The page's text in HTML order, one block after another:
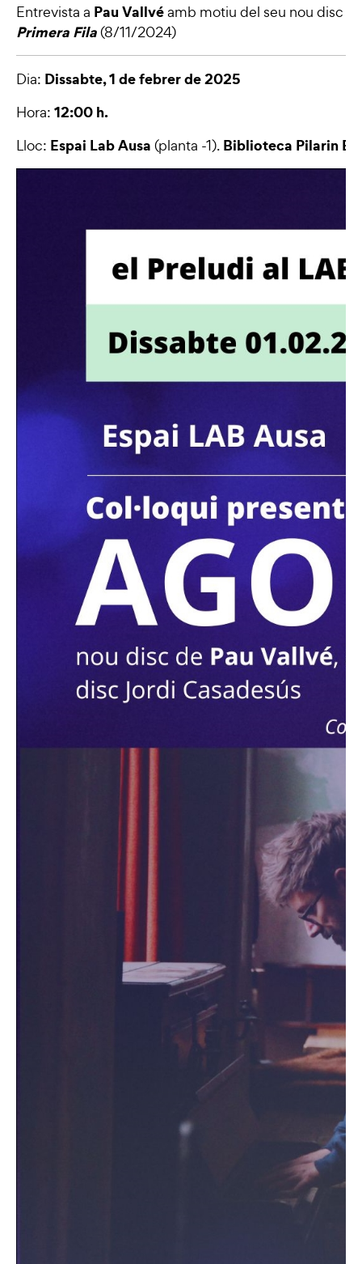
Entrevista a Pau Vallvéamb motiu del seu nou disc
Primera Fila(8/11/2024)
Dia: Dissabte, 1 de febrer de 2025
Hora: 12:00 h.
Lloc: Espai Lab Ausa (planta -1). Biblioteca Pilarin